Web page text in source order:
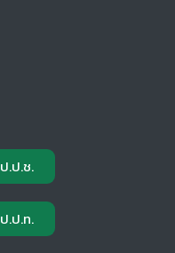
.ป.ช.
.ป.ท.